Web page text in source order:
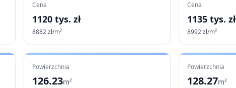
Cena
1120 tys. zł
8882zł/m²
Cena
1135 tys. zł
8992zł/m²
Powierzchnia
126.23m²
Powierzchnia
128.27m²